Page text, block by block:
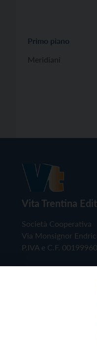
Primo piano
Meridiani
Vita Trentina
Società Cooperativa
Via Monsignor
P.IVA e C.F.